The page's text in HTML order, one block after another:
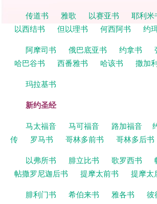
传道书
雅歌 以赛亚书 耶利米
以西结书
但以理书 何西阿书
约
阿摩司书
俄巴底亚书 约拿书
哈巴谷书
西番雅书 哈该书
撒加
玛拉基书
新约圣经
马太福音 马可福音 路加福音
传
罗马书 哥林多前书 哥林多后书
以弗所书
腓立比书 歌罗西书
帖撒罗尼迦后书
提摩太前书 提摩太
腓利门书
希伯来书 雅各书 彼